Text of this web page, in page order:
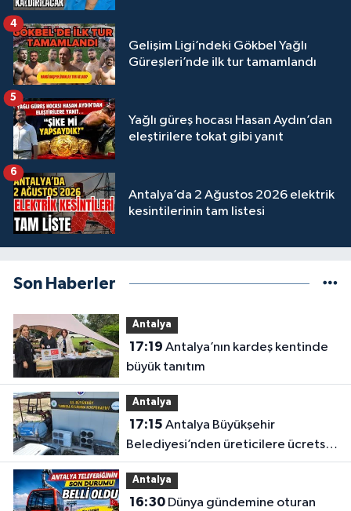
Gelişim Ligi’ndeki Gökbel Yağlı
Güreşleri’nde ilk tur tamamlandı
4
Yağlı güreş hocası Hasan Aydın’dan
eleştirilere tokat gibi yanıt
5
Antalya’da 2 Ağustos 2026 elektrik
kesintilerinin tam listesi
6
Son Haberler
Antalya
17:19
büyük tanıtım
Antalya
17:15
Belediyesi’nden üreticilere ücretsiz
destek
Antalya
16:30Dünya gündemine oturan